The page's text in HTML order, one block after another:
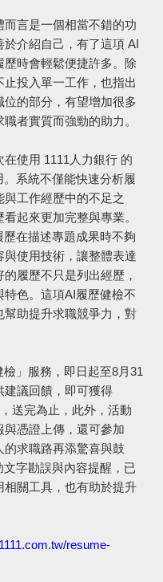
言是一個相當不錯的功
介紹自己，有了這項 AI
時會輕鬆便捷許多。除
投入單一工作，也指出
的部分，有望增加很多
者實質而強勁的助力。
使用 1111人力銀行 的
系統不僅能快速分析履
工作經歷中的不足之
起來更加完整與專業。
在描述專題成果時不夠
使用技術，讓整體表達
履歷不只是列出經歷，
色。這項AI履歷健檢不
助提升求職競爭力，對
」服務，即日起至8月31
建議回饋，即可獲得
送完為止，此外，活動
憑證上傳，還可參加
的求職路再添驚喜與鼓
字勘誤與內容提醒，已
關工具，也有助於提升
resume-